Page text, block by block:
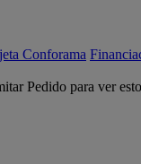
Conforama
Pedido para ver